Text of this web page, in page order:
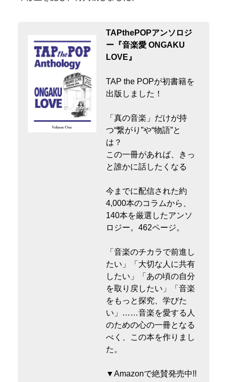
TAPthePOPアンソロジ
ー『音楽愛 ONGAKU
LOVE』
TAP the POPが初書籍を
出版しました！
「真の音楽」だけが持
つ“繋がり”や“物語”と
は？
この一冊があれば、きっ
と誰かに話したくなる
今までに配信された約
4,000本のコラムから、
140本を厳選したアンソ
ロジー。462ページ。
「音楽のチカラで前進し
たい」「大切な人に共有
したい」「あの頃の自分
を取り戻したい」「音楽
をもっと探究、学びた
い」……音楽を愛する人
のための心の一冊となる
べく、この本を作りまし
た。
▼Amazonで絶賛発売中!!